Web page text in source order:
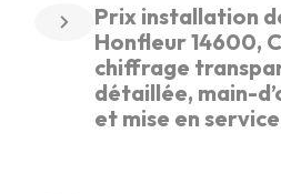
Prix installation
Honfleur 14600,
chiffrage
détaillée, main-
et mise en